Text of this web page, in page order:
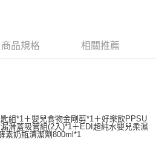
需資料之確認、核對及更正。
款等相關疑問，請聯繫「AFTEE先享後付
support/home
個人資料，並將交易相關給付款項請求債
覽以下網址：
定代理人或監護人之同意方可使用
以上)免運費
商品規格 相關推薦
組*1＋嬰兒食物金剛剪*1＋好樂飲PPSU
滑蓋吸管組(2入)*1＋EDI超純水嬰兒柔濕
素奶瓶清潔劑800ml*1